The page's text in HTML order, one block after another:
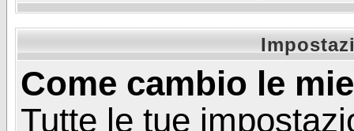
Come cambio le
Tutte le tue